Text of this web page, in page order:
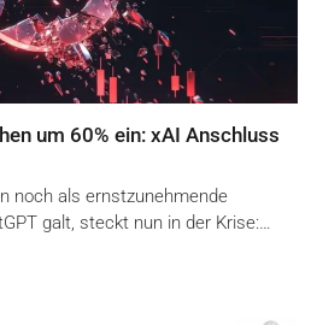
um 60% ein: xAI Anschluss
noch als ernstzunehmende
galt, steckt nun in der Krise:…